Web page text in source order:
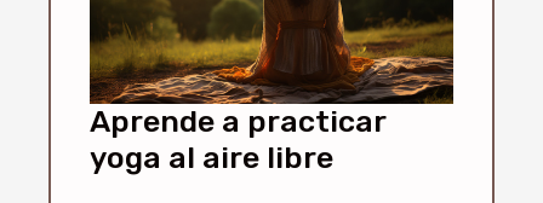
Aprende a practicar
yoga al aire libre